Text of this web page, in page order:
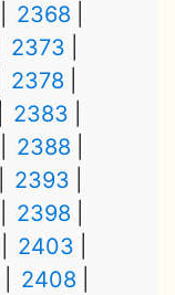
2368
2373
2378
2383
2388
2393
2398
2403
2408